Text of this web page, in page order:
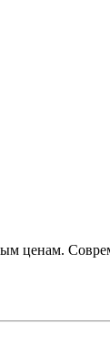
ценам.